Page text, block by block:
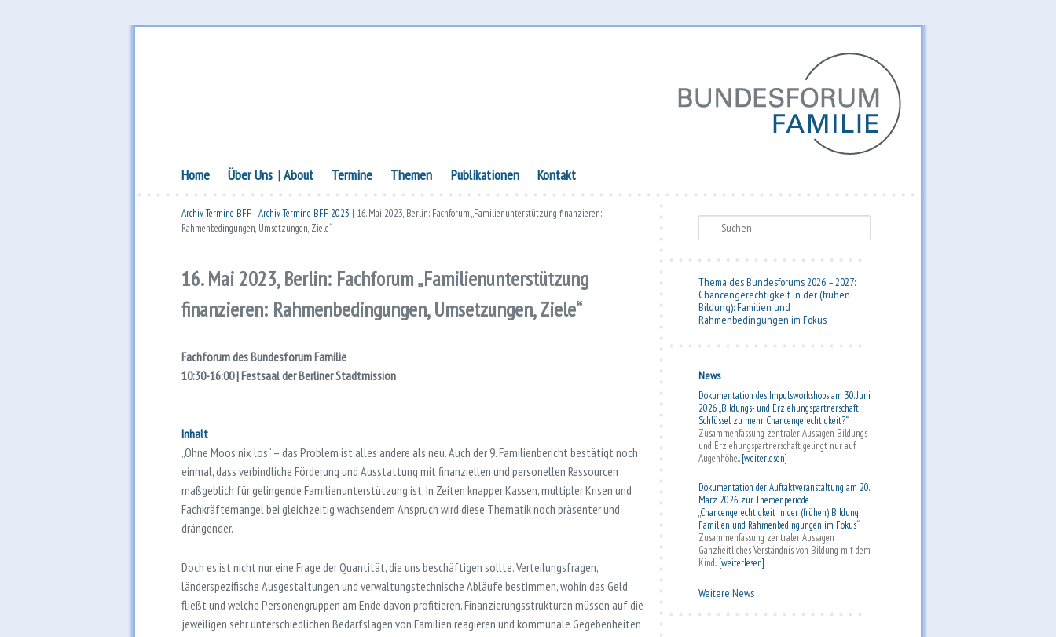
Hauptmenü Zum Inhalt wechseln
Zum sekundären Inhalt wechseln
Home Über Uns About Termine Themen Publikationen Kontakt
Archiv Termine BFF |Archiv Termine BFF 2023 | 16. Mai 2023, Berlin: Fachforum „Familienunterstützung finanzieren:
Rahmenbedingungen, Umsetzungen, Ziele“
16. Mai 2023, Berlin: Fachforum „Familienunterstützung
finanzieren: Rahmenbedingungen, Umsetzungen, Ziele“
Fachforum des Bundesforum Familie
10:30-16:00 | Festsaal der Berliner Stadtmission
Inhalt
„Ohne Moos nix los“ – das Problem ist alles andere als neu. Auch der 9. Familienbericht bestätigt noch
einmal, dass verbindliche Förderung und Ausstattung mit finanziellen und personellen Ressourcen
maßgeblich für gelingende Familienunterstützung ist. In Zeiten knapper Kassen, multipler Krisen und
Fachkräftemangel bei gleichzeitig wachsendem Anspruch wird diese Thematik noch präsenter und
drängender.
Doch es ist nicht nur eine Frage der Quantität, die uns beschäftigen sollte. Verteilungsfragen,
länderspezifische Ausgestaltungen und verwaltungstechnische Abläufe bestimmen, wohin das Geld
fließt und welche Personengruppen am Ende davon profitieren. Finanzierungsstrukturen müssen auf die
jeweiligen sehr unterschiedlichen Bedarfslagen von Familien reagieren und kommunale Gegebenheiten
Suchen
Thema des Bundesforums 2026 – 2027:
Chancengerechtigkeit in der (frühen
Bildung): Familien und
Rahmenbedingungen im Fokus
News
Dokumentation des Impulsworkshops am 30. Juni
2026 „Bildungs- und Erziehungspartnerschaft:
Schlüssel zu mehr Chancengerechtigkeit?“
Zusammenfassung zentraler Aussagen Bildungs-
und Erziehungspartnerschaft gelingt nur auf
Augenhöhe...[weiterlesen]
Dokumentation der Auftaktveranstaltung am 20.
März 2026 zur Themenperiode
„Chancengerechtigkeit in der (frühen) Bildung:
Familien und Rahmenbedingungen im Fokus“
Zusammenfassung zentraler Aussagen
Ganzheitliches Verständnis von Bildung mit dem
Kind... [weiterlesen]
Weitere News